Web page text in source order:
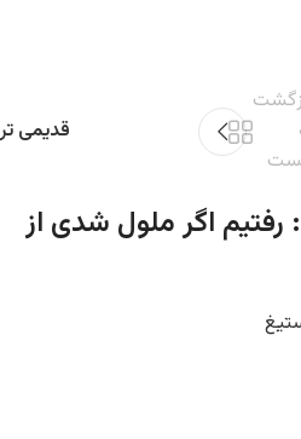
قدیمی تر
غزل ۲۳: رفتیم اگر ملول شدی از